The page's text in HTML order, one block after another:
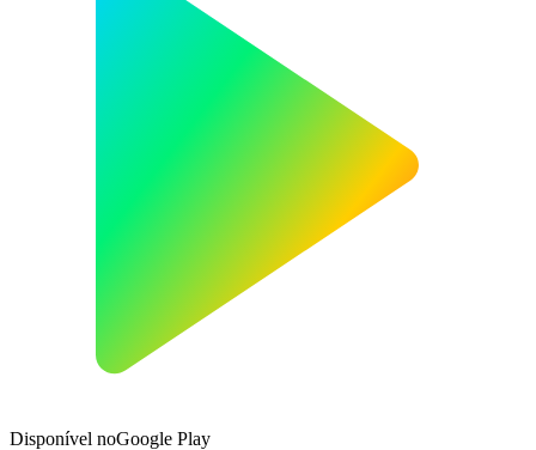
Disponível noGoogle Play